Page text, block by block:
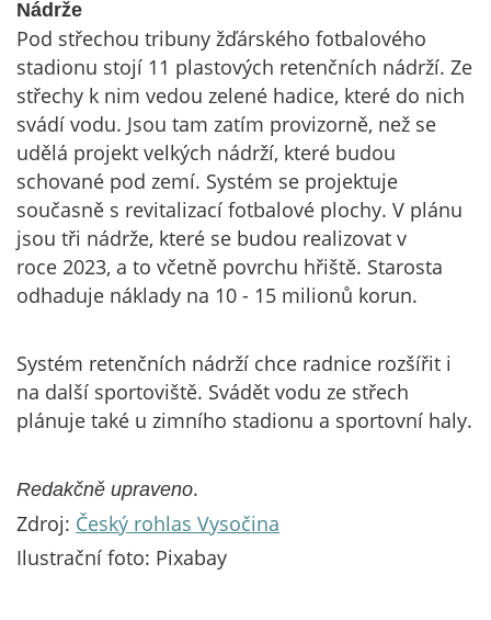
Nádrže
Pod střechou tribuny žďárského fotbalového
stadionu stojí 11 plastových retenčních nádrží. Ze
střechy k nim vedou zelené hadice, které do nich
svádí vodu. Jsou tam zatím provizorně, než se
udělá projekt velkých nádrží, které budou
schované pod zemí. Systém se projektuje
současně s revitalizací fotbalové plochy. V plánu
jsou tři nádrže, které se budou realizovat v
roce 2023, a to včetně povrchu hřiště. Starosta
odhaduje náklady na 10 - 15 milionů korun.
Systém retenčních nádrží chce radnice rozšířit i
na další sportoviště. Svádět vodu ze střech
plánuje také u zimního stadionu a sportovní haly.
Redakčně upraveno.
Zdroj: Český rohlas Vysočina
Ilustrační foto: Pixabay